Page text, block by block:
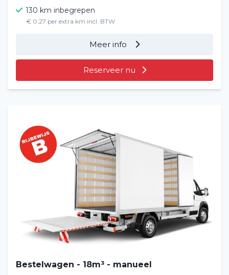
130 km inbegrepen
€ 0,27 per extra km incl. BTW
Meer info
Reserveer nu
Bestelwagen - 18m³ - manueel